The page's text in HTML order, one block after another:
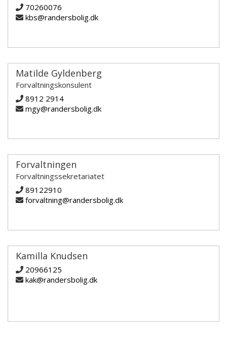
70260076
kbs@randersbolig.dk
Matilde Gyldenberg
Forvaltningskonsulent
8912 2914
mgy@randersbolig.dk
Forvaltningen
Forvaltningssekretariatet
89122910
forvaltning@randersbolig.dk
Kamilla Knudsen
20966125
kak@randersbolig.dk